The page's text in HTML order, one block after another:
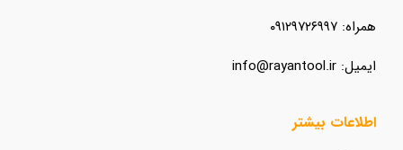
همراه: ۰۹۱۲۹۷۲۶۹۹۷
ایمیل: info@rayantool.ir
اطلاعات بیشتر